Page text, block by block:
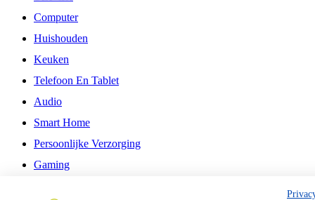
Computer
Huishouden
Keuken
Telefoon En Tablet
Audio
Smart Home
Persoonlijke Verzorging
Gaming